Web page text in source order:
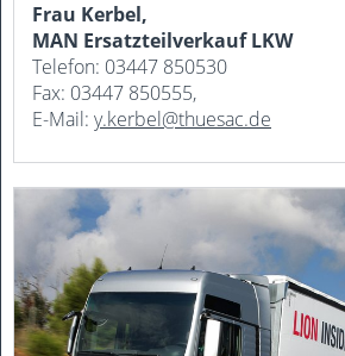
Frau Kerbel,
MAN Ersatzteilverkauf LKW
Telefon: 03447 850530
Fax: 03447 850555,
E-Mail: y.kerbel@thuesac.de